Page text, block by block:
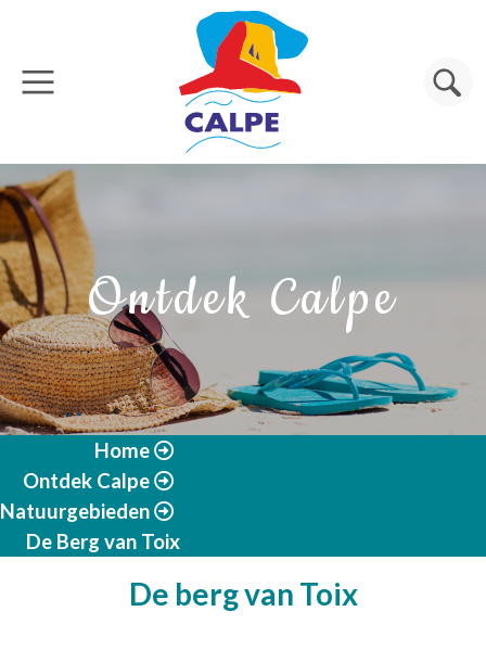
Overslaan en naar de inhoud gaan
Zoeken
Ontdek Calpe
Home
Ontdek Calpe
Natuurgebieden
De Berg van Toix
De berg van Toix